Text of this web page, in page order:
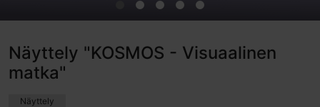
Näyttely "KOSMOS - Visuaalinen
matka"
Näyttely